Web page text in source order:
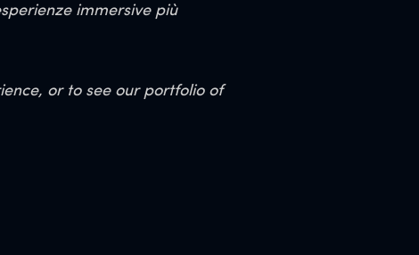
immersive più
or to see our portfolio of